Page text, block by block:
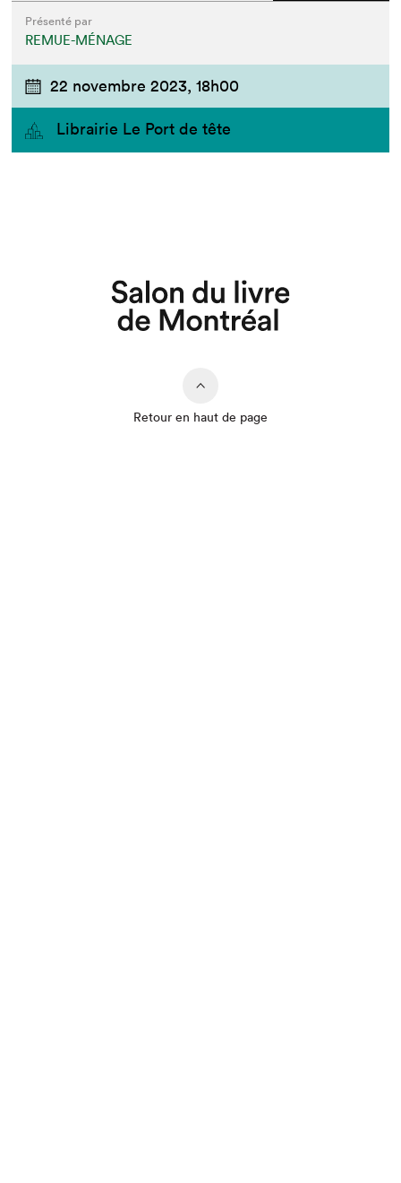
Présenté par
REMUE-MÉNAGE
22 novembre 2023, 18h00
Librairie Le Port de tête
Retour en haut de page